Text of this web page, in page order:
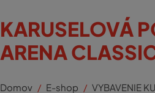
KARUSELOVÁ
ARENA
Domov E-shop VYBAVENIE